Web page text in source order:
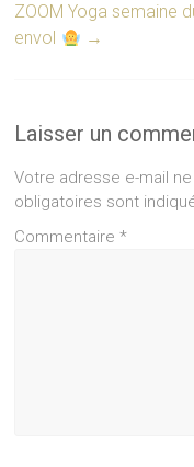
ZOOM Yoga semaine
envol
→
Laisser un
Votre adresse e-mail
obligatoires sont
Commentaire*